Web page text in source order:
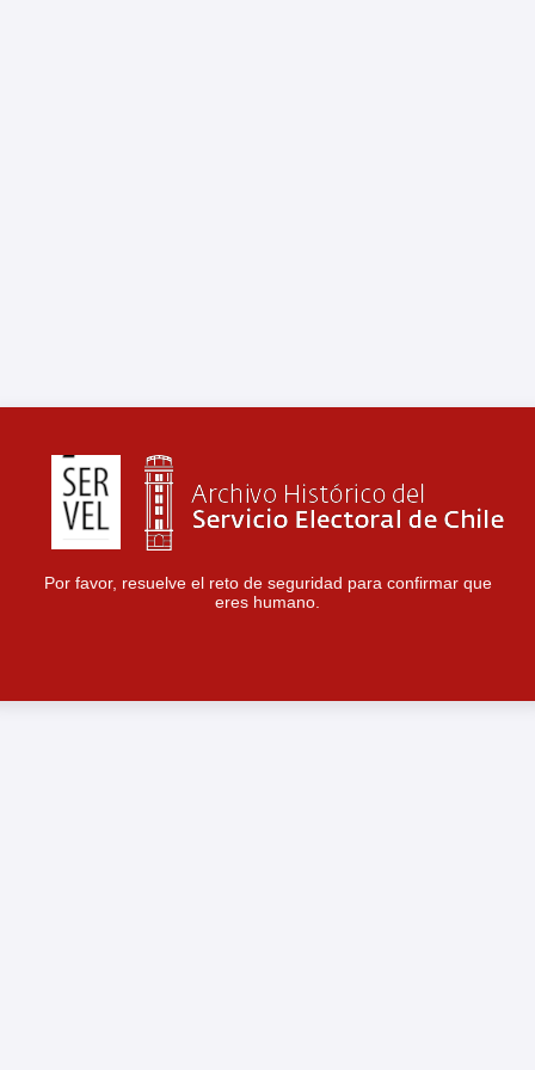
Por favor, resuelve el reto de seguridad para confirmar que
eres humano.